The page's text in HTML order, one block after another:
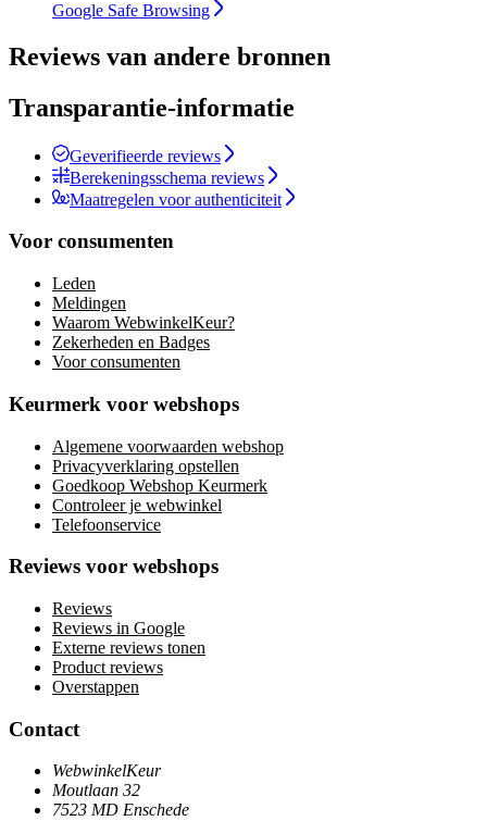
Google Safe Browsing
Reviews van andere bronnen
Transparantie-informatie
Geverifieerde reviews
Berekeningsschema reviews
Maatregelen voor authenticiteit
Voor consumenten
Leden
Meldingen
Waarom WebwinkelKeur?
Zekerheden en Badges
Voor consumenten
Keurmerk voor webshops
Algemene voorwaarden webshop
Privacyverklaring opstellen
Goedkoop Webshop Keurmerk
Controleer je webwinkel
Telefoonservice
Reviews voor webshops
Reviews
Reviews in Google
Externe reviews tonen
Product reviews
Overstappen
Contact
WebwinkelKeur
Moutlaan 32
7523 MD Enschede